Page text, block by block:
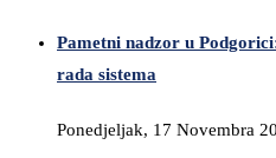
Pametni nadzor u
rada sistema
Ponedjeljak, 17 Novembra